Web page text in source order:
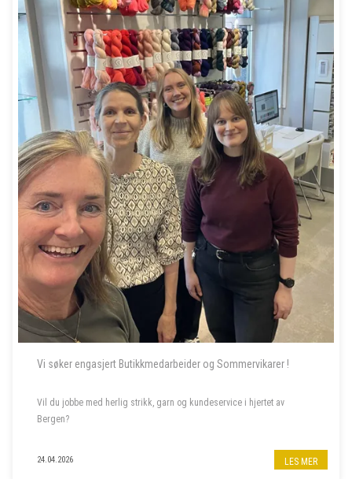
Vi søker engasjert Butikkmedarbeider og Sommervikarer !
Vil du jobbe med herlig strikk, garn og kundeservice i hjertet av
Bergen?
Til garnbutikken vår i Bergen sentrum søker vi butikkmedarbeider i
80% stilling, samt to sommervikarer. Les mer om stillingene nedenfor.
24.04.2026 LES MER